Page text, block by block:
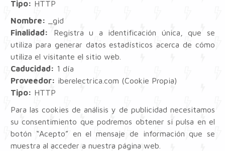
Tipo: HTTP
Nombre:
_gid
Finalidad:
Registra u a identificación única, que se
utiliza para generar datos estadísticos acerca de cómo
utiliza el visitante el sitio web.
Caducidad: 1 día
Proveedor: iberelectrica.com (Cookie Propia)
Tipo: HTTP
Para las cookies de análisis y de publicidad necesitamos
su consentimiento que podremos obtener si pulsa en el
botón “Acepto” en el mensaje de información que se
muestra al acceder a nuestra página web.